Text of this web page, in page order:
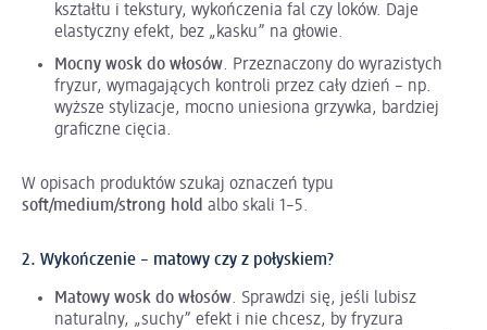
kształtu i tekstury, wykończenia fal czy loków. Daje
elastyczny efekt, bez „kasku” na głowie.
Mocny wosk do włosów. Przeznaczony do wyrazistych
fryzur, wymagających kontroli przez cały dzień – np.
wyższe stylizacje, mocno uniesiona grzywka, bardziej
graficzne cięcia.
W opisach produktów szukaj oznaczeń typu
soft/medium/strong hold albo skali 1–5.
2. Wykończenie – matowy czy z połyskiem?
Matowy wosk do włosów. Sprawdzi się, jeśli lubisz
naturalny, „suchy” efekt i nie chcesz, by fryzura